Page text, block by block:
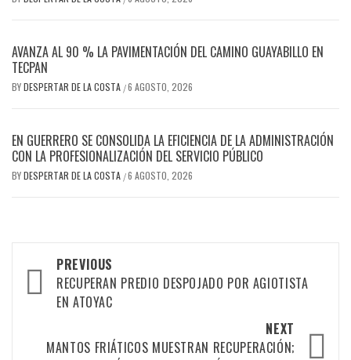
AVANZA AL 90 % LA PAVIMENTACIÓN DEL CAMINO GUAYABILLO EN
TECPAN
BYDESPERTAR DE LA COSTA /6 AGOSTO, 2026
EN GUERRERO SE CONSOLIDA LA EFICIENCIA DE LA ADMINISTRACIÓN
CON LA PROFESIONALIZACIÓN DEL SERVICIO PÚBLICO
BYDESPERTAR DE LA COSTA /6 AGOSTO, 2026
Post
navigation
PREVIOUS
RECUPERAN PREDIO DESPOJADO POR AGIOTISTA
EN ATOYAC
NEXT
MANTOS FRIÁTICOS MUESTRAN RECUPERACIÓN;